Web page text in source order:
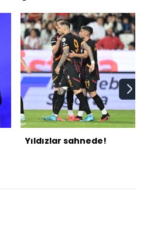
Yıldızlar sahnede!